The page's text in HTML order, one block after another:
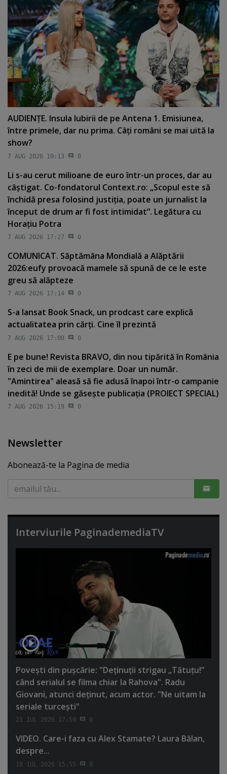
AUDIENŢE. Insula Iubirii de pe Antena 1. Emisiunea,
între primele, dar nu prima. Câţi români se mai uită la
show?
7 AUG 2026 19:13 0
Li s-au cerut milioane de euro într-un proces, dar au
câştigat. Co-fondatorul Context.ro: „Scopul este să
închidă presa folosind justiţia, poate un jurnalist la
început de drum ar fi fost intimidat”. Legătura cu
Horaţiu Potra
7 AUG 2026 17:27 0
COMUNICAT. Săptămâna Mondială a Alăptării
2026:eufy provoacă mamele să spună de ce le este
greu să alăpteze
7 AUG 2026 17:14 0
S-a lansat Book Snack, un prodcast care explică
actualitatea prin cărţi. Cine îl prezintă
7 AUG 2026 17:00 0
E pe bune! Revista BRAVO, din nou tipărită în România
în zeci de mii de exemplare. Doar un număr.
"Amintirea" aleasă să fie adusă înapoi într-o campanie
inedită! Unde se găseşte publicaţia (PROIECT SPECIAL)
7 AUG 2026 15:19 0
Newsletter
Abonează-te la Pagina de media
Interviurile PaginademediaTV
Poveşti din puşcărie: "Deţinuţii strigau „Tătuţu!”
când serialul se filma chiar la Rahova". Radu
Giovani, atunci deţinut, acum actor. "Ne uitam la
seriale turceşti"
21 IUL 2026 17:59 0
VIDEO. Care-i faza cu Alex Stamate? Laura Bălan,
despre...
18 IUL 2026 15:55 0